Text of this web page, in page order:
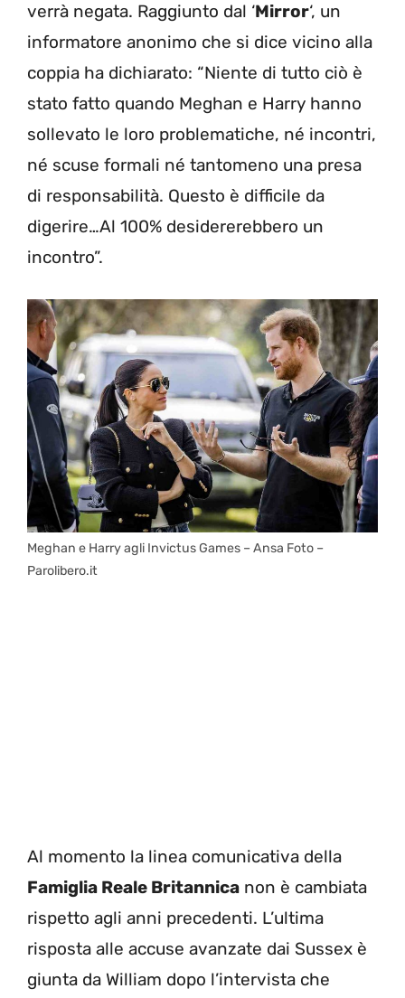
verrà negata. Raggiunto dal ‘Mirror‘, un
informatore anonimo che si dice vicino alla
coppia ha dichiarato: “Niente di tutto ciò è
stato fatto quando Meghan e Harry hanno
sollevato le loro problematiche, né incontri,
né scuse formali né tantomeno una presa
di responsabilità. Questo è difficile da
digerire…Al 100% desidererebbero un
incontro”.
Meghan e Harry agli Invictus Games – Ansa Foto –
Parolibero.it
Al momento la linea comunicativa della
Famiglia Reale Britannica non è cambiata
rispetto agli anni precedenti. L’ultima
risposta alle accuse avanzate dai Sussex è
giunta da William dopo l’intervista che